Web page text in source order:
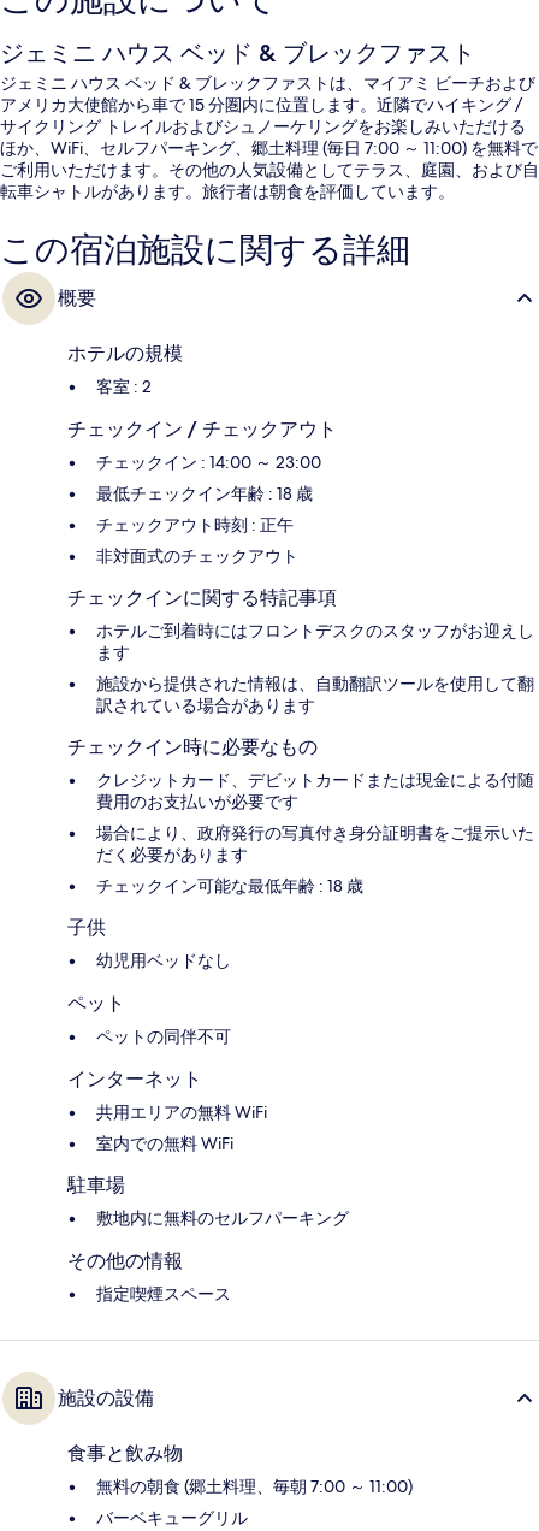
ジェミニ ハウス ベッド & ブレックファスト
ジェミニ ハウス ベッド & ブレックファストは、マイアミ ビーチおよび
アメリカ大使館から車で 15 分圏内に位置します。近隣でハイキング /
サイクリング トレイルおよびシュノーケリングをお楽しみいただける
ほか、WiFi、セルフパーキング、郷土料理 (毎日 7:00 ～ 11:00) を無料で
ご利用いただけます。その他の人気設備としてテラス、庭園、および自
転車シャトルがあります。旅行者は朝食を評価しています。
この宿泊施設に関する詳細
概要
ホテルの規模
客室 : 2
チェックイン / チェックアウト
チェックイン : 14:00 ～ 23:00
最低チェックイン年齢 : 18 歳
チェックアウト時刻 : 正午
非対面式のチェックアウト
チェックインに関する特記事項
ホテルご到着時にはフロントデスクのスタッフがお迎えし
ます
施設から提供された情報は、自動翻訳ツールを使用して翻
訳されている場合があります
チェックイン時に必要なもの
クレジットカード、デビットカードまたは現金による付随
費用のお支払いが必要です
場合により、政府発行の写真付き身分証明書をご提示いた
だく必要があります
チェックイン可能な最低年齢 : 18 歳
子供
幼児用ベッドなし
ペット
ペットの同伴不可
インターネット
共用エリアの無料 WiFi
室内での無料 WiFi
駐車場
敷地内に無料のセルフパーキング
その他の情報
指定喫煙スペース
施設の設備
食事と飲み物
無料の朝食 (郷土料理、毎朝 7:00 ～ 11:00)
バーベキューグリル